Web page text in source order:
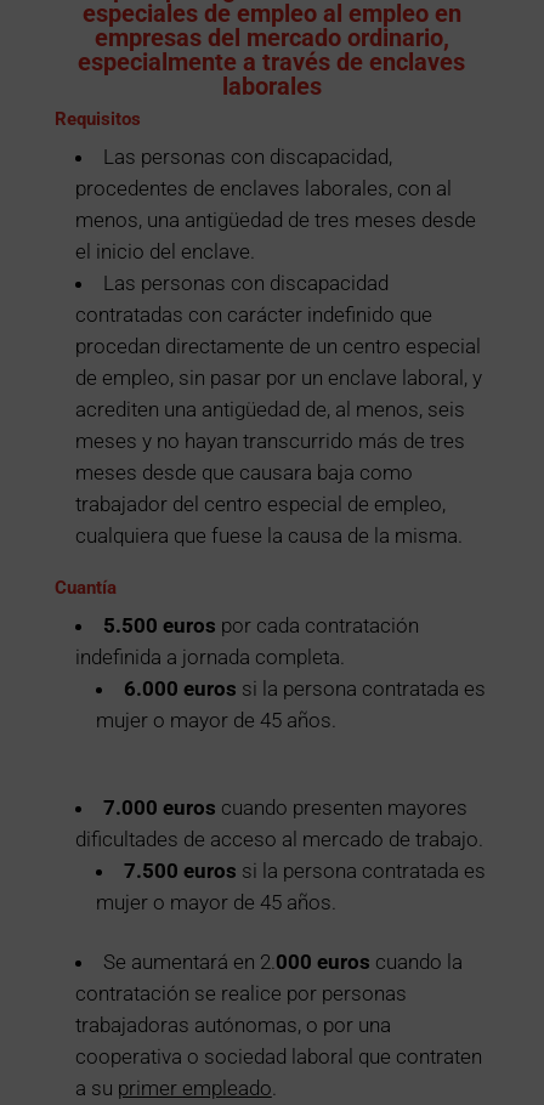
especiales de empleo al empleo en
empresas del mercado ordinario,
especialmente a través de enclaves
laborales
Requisitos
Las personas con discapacidad,
procedentes de enclaves laborales, con al
menos, una antigüedad de tres meses desde
el inicio del enclave.
Las personas con discapacidad
contratadas con carácter indefinido que
procedan directamente de un centro especial
de empleo, sin pasar por un enclave laboral, y
acrediten una antigüedad de, al menos, seis
meses y no hayan transcurrido más de tres
meses desde que causara baja como
trabajador del centro especial de empleo,
cualquiera que fuese la causa de la misma.
Cuantía
5.500 euros por cada contratación
indefinida a jornada completa.
6.000 euros si la persona contratada es
mujer o mayor de 45 años.
7.000 euros cuando presenten mayores
dificultades de acceso al mercado de trabajo.
7.500 euros si la persona contratada es
mujer o mayor de 45 años.
Se aumentará en 2. 000 euros cuando la
contratación se realice por personas
trabajadoras autónomas, o por una
cooperativa o sociedad laboral que contraten
a su primer empleado